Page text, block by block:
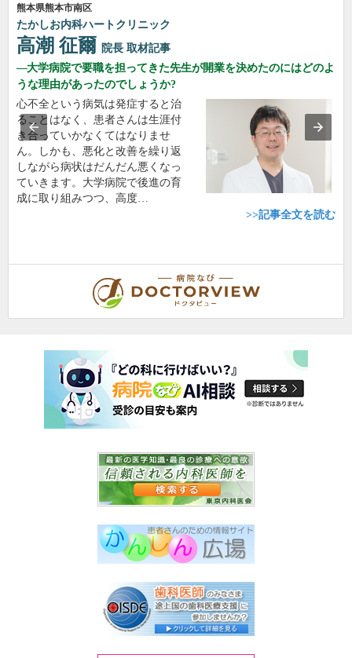
熊本県熊本市南区
たかしお内科ハートクリニック
高潮 征爾 院長 取材記事
大学病院で要職を担ってきた先生が開業を決めたのにはどのよ
うな理由があったのでしょうか?
心不全という病気は発症すると治
ることはなく、患者さんは生涯付
き合っていかなくてはなりませ
ん。しかも、悪化と改善を繰り返
しながら病状はだんだん悪くなっ
ていきます。大学病院で後進の育
成に取り組みつつ、高度…
>>記事全文を読む